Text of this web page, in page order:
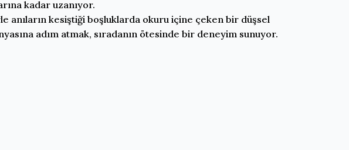
kadar uzanıyor.
anıların kesiştiği boşluklarda okuru içine çeken bir düşsel
adım atmak, sıradanın ötesinde bir deneyim sunuyor.